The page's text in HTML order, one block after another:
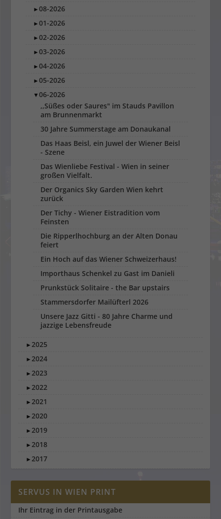
►08-2026
►01-2026
►02-2026
►03-2026
►04-2026
►05-2026
▼06-2026
,,Süßes oder Saures" im Stauds Pavillon
am Brunnenmarkt
30 Jahre Summerstage am Donaukanal
Das Haas Beisl, ein Juwel der Wiener Beisl
- Szene
Das Wienliebe Festival - Wien in seiner
großen Vielfalt.
Der Organics Sky Garden Wien kehrt
zurück
Der Tichy - Wiener Eistradition vom
Feinsten
Die Ripperlhochburg an der Alten Donau
feiert
Ein Hoch auf das Wiener Schweizerhaus!
Importhaus Schenkel zu Gast im Danieli
Prunkstück Solitaire - the Bar upstairs
Stammersdorfer Mailüfterl 2026
Unsere Jazz Gitti - 80 Jahre Charme und
jazzige Lebensfreude
►2025
►2024
►2023
►2022
►2021
►2020
►2019
►2018
►2017
SERVUS IN WIEN PRINT
Ihr Eintrag in der Printausgabe